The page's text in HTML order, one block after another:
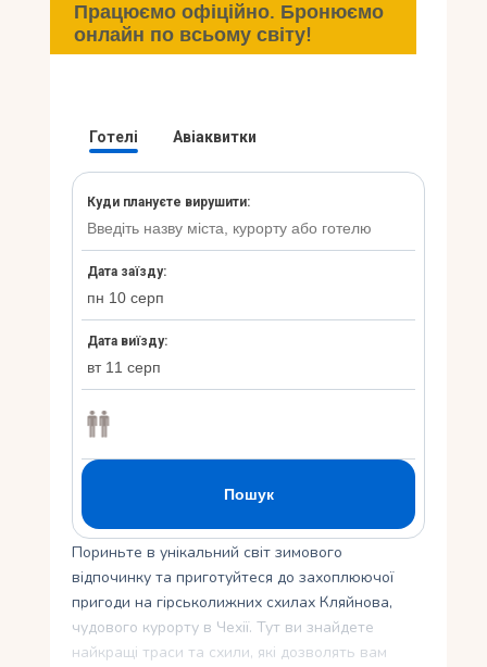
Інфо
Контакти
Працюємо офіційно. Бронюємо
онлайн по всьому світу!
Пориньте в унікальний світ зимового
відпочинку та приготуйтеся до захоплюючої
пригоди на гірськолижних схилах Кляйнова,
чудового курорту в Чехії. Тут ви знайдете
найкращі траси та схили, які дозволять вам